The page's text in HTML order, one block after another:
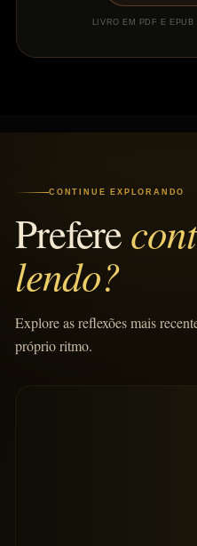
LIVRO EM PDF E
CONTINUE EXPLORANDO
Prefere
lendo?
Explore as reflexões mais
próprio ritmo.